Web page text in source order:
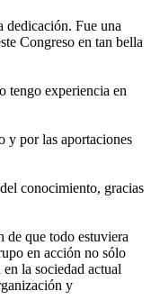
Fue una
Congreso en tan bella
tengo experiencia en
y por las aportaciones
conocimiento, gracias
de que todo estuviera
en acción no sólo
la sociedad actual
y